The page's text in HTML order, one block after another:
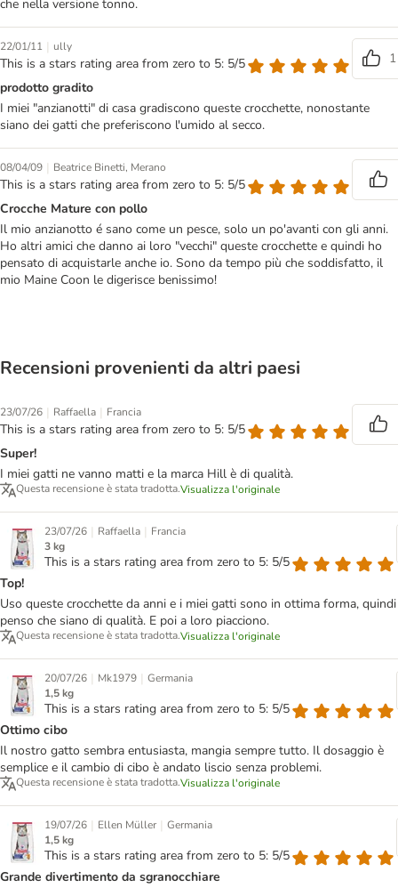
che nella versione tonno.
22/01/11 | ully
This is a stars rating area from zero to 5: 5/5
1
prodotto gradito
I miei "anzianotti" di casa gradiscono queste crocchette, nonostante
siano dei gatti che preferiscono l'umido al secco.
08/04/09 | Beatrice Binetti, Merano
This is a stars rating area from zero to 5: 5/5
Crocche Mature con pollo
Il mio anzianotto é sano come un pesce, solo un po'avanti con gli anni.
Ho altri amici che danno ai loro "vecchi" queste crocchette e quindi ho
pensato di acquistarle anche io. Sono da tempo più che soddisfatto, il
mio Maine Coon le digerisce benissimo!
Recensioni provenienti da altri paesi
23/07/26 | Raffaella | Francia
This is a stars rating area from zero to 5: 5/5
Super!
I miei gatti ne vanno matti e la marca Hill è di qualità.
Questa recensione è stata tradotta.Visualizza l'originale
23/07/26 | Raffaella | Francia
3 kg
This is a stars rating area from zero to 5: 5/5
Top!
Uso queste crocchette da anni e i miei gatti sono in ottima forma, quindi
penso che siano di qualità. E poi a loro piacciono.
Questa recensione è stata tradotta.Visualizza l'originale
20/07/26 | Mk1979 | Germania
1,5 kg
This is a stars rating area from zero to 5: 5/5
Ottimo cibo
Il nostro gatto sembra entusiasta, mangia sempre tutto. Il dosaggio è
semplice e il cambio di cibo è andato liscio senza problemi.
Questa recensione è stata tradotta.Visualizza l'originale
19/07/26 | Ellen Müller | Germania
1,5 kg
This is a stars rating area from zero to 5: 5/5
Grande divertimento da sgranocchiare